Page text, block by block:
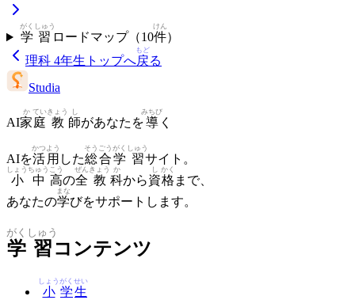
学
がく
習
しゅう
ロードマップ（10件
けん
）
理科 4年生 トップへ戻
もど
る
Studia
AI家
か
庭
てい
教
きょう
師
し
があなたを導
みちび
く
AIを活
かつ
用
よう
した総
そう
合
ごう
学
がく
習
しゅう
サイト。
小
しょう
中
ちゅう
高
こう
の全
ぜん
教
きょう
科
か
から資
し
格
かく
まで、
あなたの学
まな
びをサポートします。
学
がく
習
しゅう
コンテンツ
小
しょう
学
がく
生
せい